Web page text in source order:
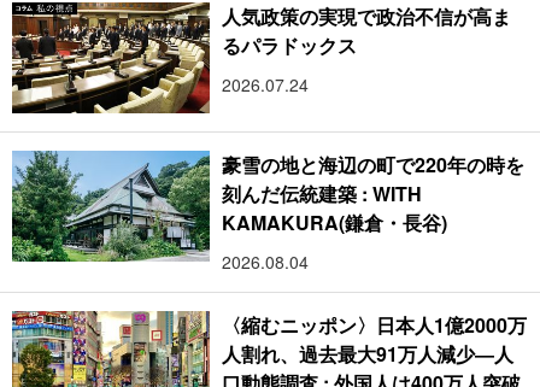
人気政策の実現で政治不信が高ま
るパラドックス
2026.07.24
豪雪の地と海辺の町で220年の時を
刻んだ伝統建築 : WITH
KAMAKURA(鎌倉・長谷)
2026.08.04
〈縮むニッポン〉日本人1億2000万
人割れ、過去最大91万人減少―人